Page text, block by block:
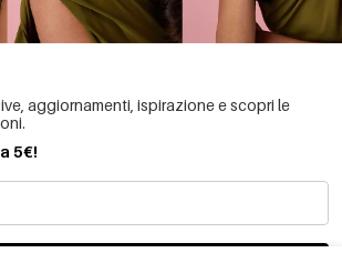
aggiornamenti, ispirazione e scopri le
5€!